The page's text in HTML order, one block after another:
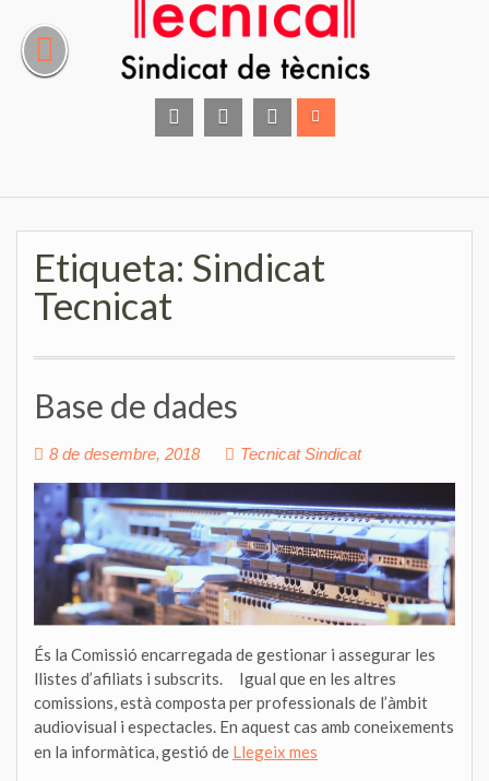
content
Etiqueta: Sindicat
Tecnicat
Base de dades
8 de desembre, 2018 Tecnicat Sindicat
És la Comissió encarregada de gestionar i assegurar les
llistes d’afiliats i subscrits. Igual que en les altres
comissions, està composta per professionals de l’àmbit
audiovisual i espectacles. En aquest cas amb coneixements
en la informàtica, gestió de Llegeix mes